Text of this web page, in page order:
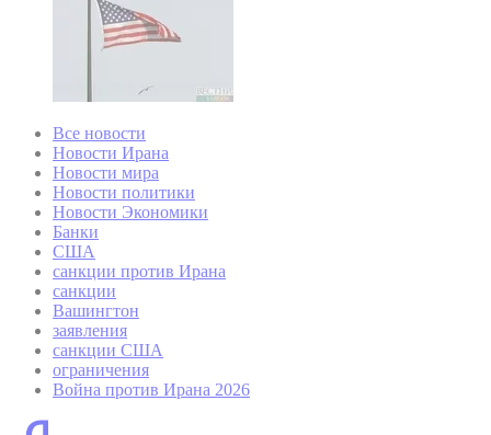
Все новости
Новости Ирана
Новости мира
Новости политики
Новости Экономики
Банки
США
санкции против Ирана
санкции
Вашингтон
заявления
санкции США
ограничения
Война против Ирана 2026